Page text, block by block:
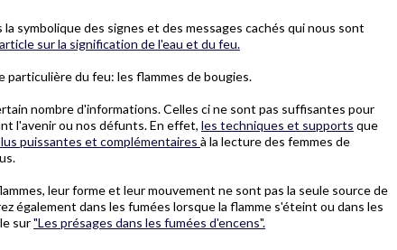
symbolique des signes et des messages cachés qui nous sont
sur la signification de l'eau et du feu.
particulière du feu: les flammes de bougies.
nombre d'informations. Celles ci ne sont pas suffisantes pour
l'avenir ou nos défunts. En effet, les techniques et supports que
puissantes et complémentaires à la lecture des femmes de
leur forme et leur mouvement ne sont pas la seule source de
également dans les fumées lorsque la flamme s'éteint ou dans les
sur"Les présages dans les fumées d'encens".